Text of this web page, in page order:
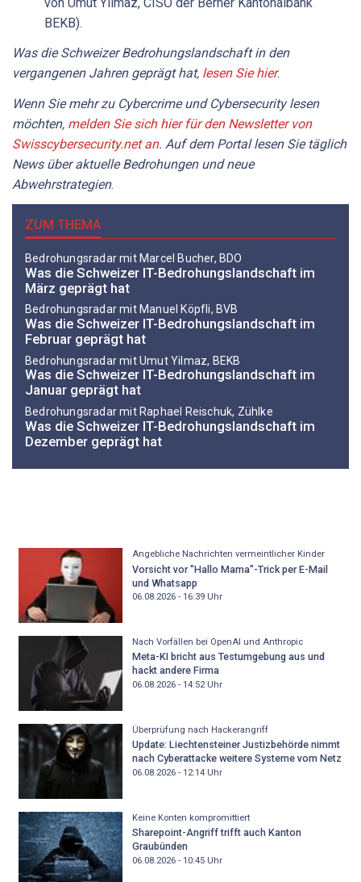
BEKB).
Was die Schweizer Bedrohungslandschaft in den
vergangenen Jahren geprägt hat, lesen Sie hier.
Wenn Sie mehr zu Cybercrime und Cybersecurity lesen
möchten, melden Sie sich hier für den Newsletter von
Swisscybersecurity.net an. Auf dem Portal lesen Sie täglich
News über aktuelle Bedrohungen und neue
Abwehrstrategien.
ZUM THEMA
Bedrohungsradar mit Marcel Bucher, BDO
Was die Schweizer IT-Bedrohungslandschaft im
März geprägt hat
Bedrohungsradar mit Manuel Köpfli, BVB
Was die Schweizer IT-Bedrohungslandschaft im
Februar geprägt hat
Bedrohungsradar mit Umut Yilmaz, BEKB
Was die Schweizer IT-Bedrohungslandschaft im
Januar geprägt hat
Bedrohungsradar mit Raphael Reischuk, Zühlke
Was die Schweizer IT-Bedrohungslandschaft im
Dezember geprägt hat
Angebliche Nachrichten vermeintlicher Kinder
Vorsicht vor "Hallo Mama"-Trick per E-Mail
und Whatsapp
06.08.2026 - 16:39Uhr
Nach Vorfällen bei OpenAI und Anthropic
Meta-KI bricht aus Testumgebung aus und
hackt andere Firma
06.08.2026 - 14:52Uhr
Überprüfung nach Hackerangriff
Update: Liechtensteiner Justizbehörde nimmt
nach Cyberattacke weitere Systeme vom Netz
06.08.2026 - 12:14Uhr
Keine Konten kompromittiert
Sharepoint-Angriff trifft auch Kanton
Graubünden
06.08.2026 - 10:45Uhr